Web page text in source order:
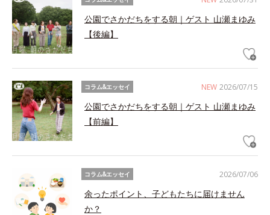
公園でさかだちをする朝｜ゲスト 山瀬まゆみ
【後編】
NEW 2026/07/15
コラム&エッセイ
公園でさかだちをする朝｜ゲスト 山瀬まゆみ
【前編】
2026/07/06
コラム&エッセイ
余ったポイント、子どもたちに届けません
か？